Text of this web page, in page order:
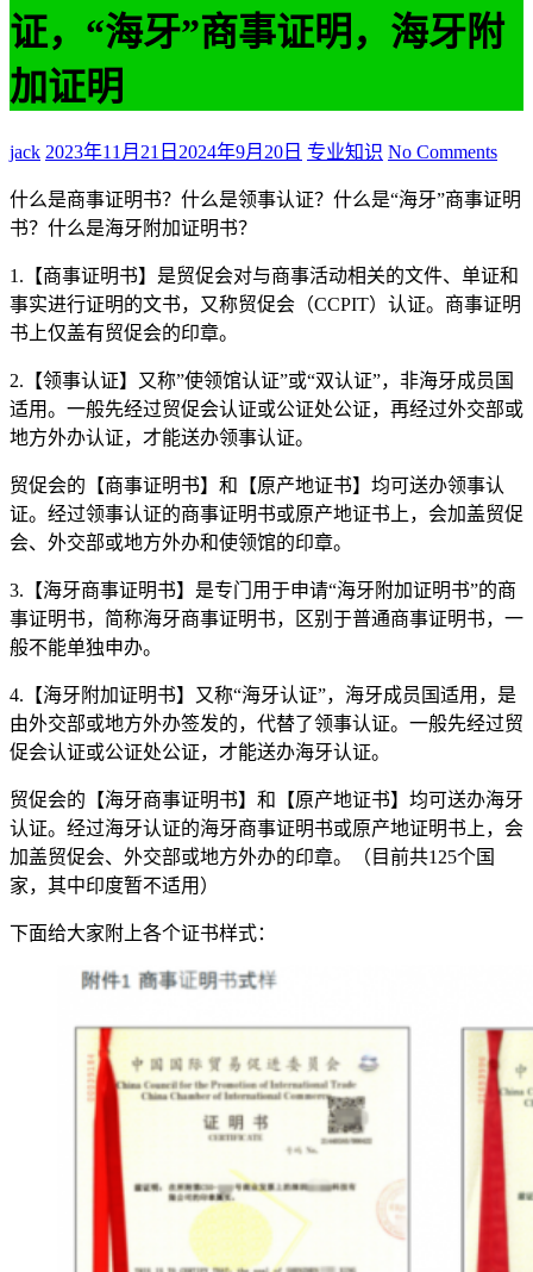
证，“海牙”商事证明，海牙附
加证明
jack 2023年11月21日 2024年9月20日 专业知识 No Comments
什么是商事证明书？什么是领事认证？什么是“海牙”商事证明
书？什么是海牙附加证明书？
1.【商事证明书】是贸促会对与商事活动相关的文件、单证和
事实进行证明的文书，又称贸促会（CCPIT）认证。商事证明
书上仅盖有贸促会的印章。
2.【领事认证】又称”使领馆认证”或“双认证”，非海牙成员国
适用。一般先经过贸促会认证或公证处公证，再经过外交部或
地方外办认证，才能送办领事认证。
贸促会的【商事证明书】和【原产地证书】均可送办领事认
证。经过领事认证的商事证明书或原产地证书上，会加盖贸促
会、外交部或地方外办和使领馆的印章。
3.【海牙商事证明书】是专门用于申请“海牙附加证明书”的商
事证明书，简称海牙商事证明书，区别于普通商事证明书，一
般不能单独申办。
4.【海牙附加证明书】又称“海牙认证”，海牙成员国适用，是
由外交部或地方外办签发的，代替了领事认证。一般先经过贸
促会认证或公证处公证，才能送办海牙认证。
贸促会的【海牙商事证明书】和【原产地证书】均可送办海牙
认证。经过海牙认证的海牙商事证明书或原产地证明书上，会
加盖贸促会、外交部或地方外办的印章。（目前共125个国
家，其中印度暂不适用）
下面给大家附上各个证书样式：